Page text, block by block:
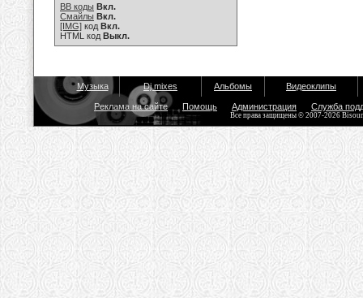
BB коды Вкл.
Смайлы Вкл.
[IMG] код Вкл.
HTML код Выкл.
Музыка Dj mixes Альбомы Видеоклипы
Реклама на сайте Помощь Администрация Служба
Все права защищены © 2007-2026